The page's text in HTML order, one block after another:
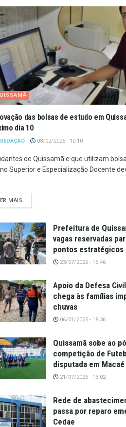
das bolsas de estudo em
dia 10
REDAÇÃO 08/02/2025 - 10:10
de Quissamã e que utilizam
Superior e Especialização Docente
MAIS
Prefeitura de
vagas reservadas
pontos estratégicos
23/07/2026 - 16:46
Apoio da Defesa
chega às famílias
chuvas
06/01/2025 - 18:36
Quissamã sobe ao
competição de
disputada em Macaé
21/07/2026 - 13:02
Rede de
passa por reparo
Cedae